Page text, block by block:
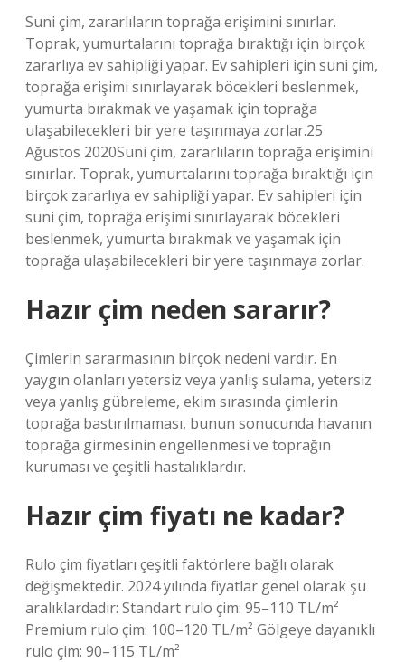
Suni çim, zararlıların toprağa erişimini sınırlar.
Toprak, yumurtalarını toprağa bıraktığı için birçok
zararlıya ev sahipliği yapar. Ev sahipleri için suni çim,
toprağa erişimi sınırlayarak böcekleri beslenmek,
yumurta bırakmak ve yaşamak için toprağa
ulaşabilecekleri bir yere taşınmaya zorlar.25
Ağustos 2020Suni çim, zararlıların toprağa erişimini
sınırlar. Toprak, yumurtalarını toprağa bıraktığı için
birçok zararlıya ev sahipliği yapar. Ev sahipleri için
suni çim, toprağa erişimi sınırlayarak böcekleri
beslenmek, yumurta bırakmak ve yaşamak için
toprağa ulaşabilecekleri bir yere taşınmaya zorlar.
Hazır çim neden sararır?
Çimlerin sararmasının birçok nedeni vardır. En
yaygın olanları yetersiz veya yanlış sulama, yetersiz
veya yanlış gübreleme, ekim sırasında çimlerin
toprağa bastırılmaması, bunun sonucunda havanın
toprağa girmesinin engellenmesi ve toprağın
kuruması ve çeşitli hastalıklardır.
Hazır çim fiyatı ne kadar?
Rulo çim fiyatları çeşitli faktörlere bağlı olarak
değişmektedir. 2024 yılında fiyatlar genel olarak şu
aralıklardadır: Standart rulo çim: 95–110 TL/m²
Premium rulo çim: 100–120 TL/m² Gölgeye dayanıklı
rulo çim: 90–115 TL/m²